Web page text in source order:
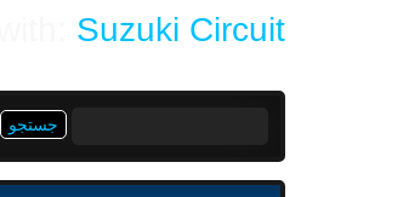
Suzuki Circuit